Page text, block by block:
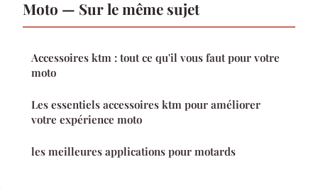
Moto — Sur le même sujet
Accessoires ktm : tout ce qu'il vous faut pour votre
moto
Les essentiels accessoires ktm pour améliorer
votre expérience moto
les meilleures applications pour motards